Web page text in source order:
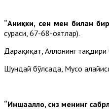
“Аниқки, сен мен билан
сураси, 67-68-оятлар).
Дарҳақиқат, Аллоҳнинг
Шундай бўлсада, Мусо
“Иншааллоҳ, сиз менинг